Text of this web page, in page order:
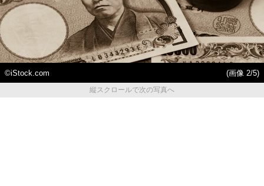
©iStock.com
(画像 2/5)
縦スクロールで次の写真へ